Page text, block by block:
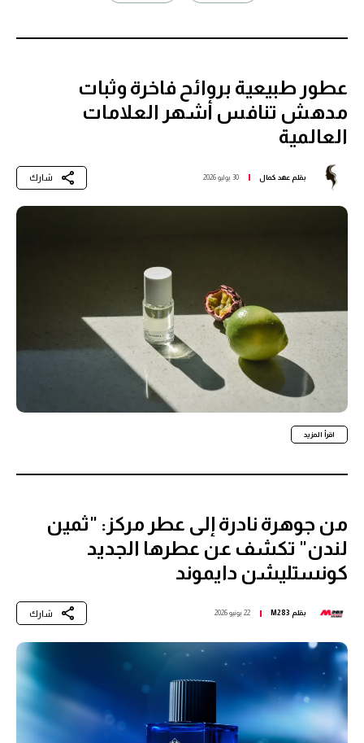
عطور طبيعية بروائح فاخرة وثبات
مدهش تنافس أشهر العلامات
العالمية
بقلم عهد كمال 30 يوليو 2026 شارك
اقرأ المزيد
من جوهرة نادرة إلى عطر مركز: "ثمين
لندن" تكشف عن عطرها الجديد
كونستليشن دايموند
بقلم M283 22 يونيو 2026 شارك